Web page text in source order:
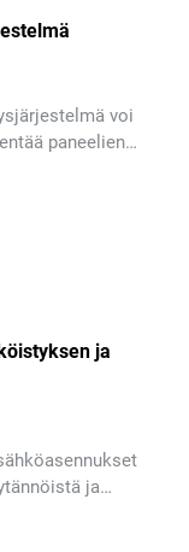
voi
paneelien
ja
ja
Lataa nyt.